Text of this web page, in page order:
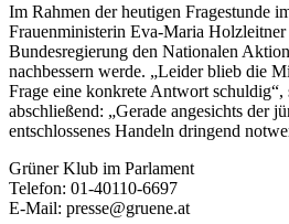
Im Rahmen der heutigen Fragestunde
Frauenministerin Eva-Maria
Bundesregierung den Nationalen
nachbessern werde. „Leider blieb die
Frage eine konkrete Antwort schuldig“,
abschließend: „Gerade angesichts der
entschlossenes Handeln dringend
Grüner Klub im Parlament
Telefon: 01-40110-6697
E-Mail: presse@gruene.at